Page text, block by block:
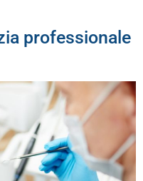
professionale